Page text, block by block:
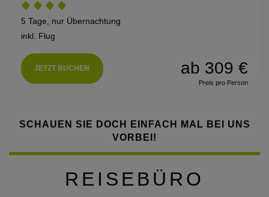
5 Tage, nur Übernachtung
inkl. Flug
JETZT BUCHEN ab 309 €
Preis pro Person
SCHAUEN SIE DOCH EINFACH MAL BEI UNS
VORBEI!
REISEBÜRO